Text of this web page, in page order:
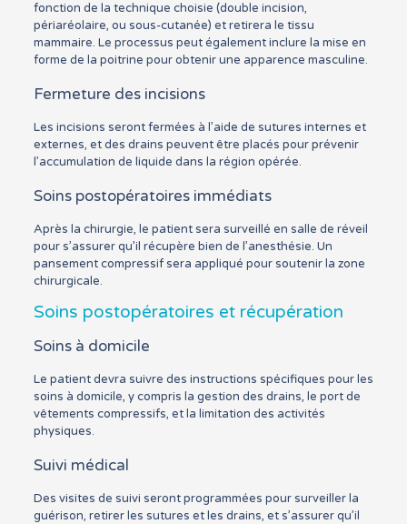
fonction de la technique choisie (double incision,
périaréolaire, ou sous-cutanée) et retirera le tissu
mammaire. Le processus peut également inclure la mise en
forme de la poitrine pour obtenir une apparence masculine.
Fermeture des incisions
Les incisions seront fermées à l’aide de sutures internes et
externes, et des drains peuvent être placés pour prévenir
l’accumulation de liquide dans la région opérée.
Soins postopératoires immédiats
Après la chirurgie, le patient sera surveillé en salle de réveil
pour s’assurer qu’il récupère bien de l’anesthésie. Un
pansement compressif sera appliqué pour soutenir la zone
chirurgicale.
Soins postopératoires et récupération
Soins à domicile
Le patient devra suivre des instructions spécifiques pour les
soins à domicile, y compris la gestion des drains, le port de
vêtements compressifs, et la limitation des activités
physiques.
Suivi médical
Des visites de suivi seront programmées pour surveiller la
guérison, retirer les sutures et les drains, et s’assurer qu’il